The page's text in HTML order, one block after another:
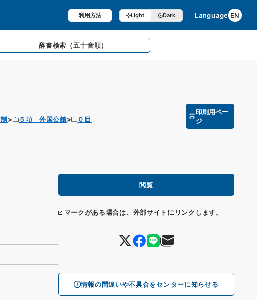
利用方法 Light Dark Language EN
辞書検索 （五十音順）
５項 外国公館
０目
印刷用ペー
ジ
閲覧
マークがある場合は、外部サイトにリンクします。
情報の間違いや不具合をセンターに知らせる